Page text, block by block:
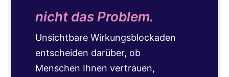
nicht das Problem.
Unsichtbare Wirkungsblockaden
entscheiden darüber, ob
Menschen Ihnen vertrauen,